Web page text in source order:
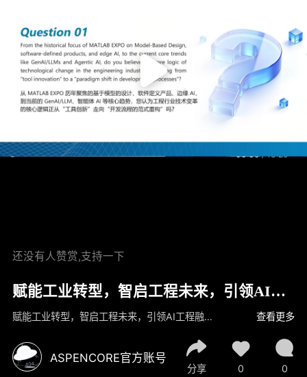
00:00 / 13:25
还没有人赞赏,支持一下
赋能工业转型，智启工程未来，引领AI
工程融合创新 —— MathWorks全球副总
赋能工业转型，智启工程未来，引领AI工程融合创新——MathWorks全球副总裁Dr.AndyGrace葛睿安专访解读 从LLM到AgenticAI，工程开发正迎来范式变化。MathWorks公司全球副总裁AndyGrace首次在媒体发声，围绕MATLAB最新AI布局，解读Copilot与MCP如何加速工程创新并支撑高可靠系统开发，赋能工业转型和智启工程未来 1、从宏观角度审视技术变革 2、教育生态系统：培养下一代工程师 3、技术实施：从构想到实践 4、中国市场：机遇与差异化策略 5、产业赋能：在关键领域的深度应用 6、未来展望：愿景与使命 查看更多
ASPENCORE官方账号
分享 0 0